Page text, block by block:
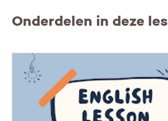
Onderdelen in deze les